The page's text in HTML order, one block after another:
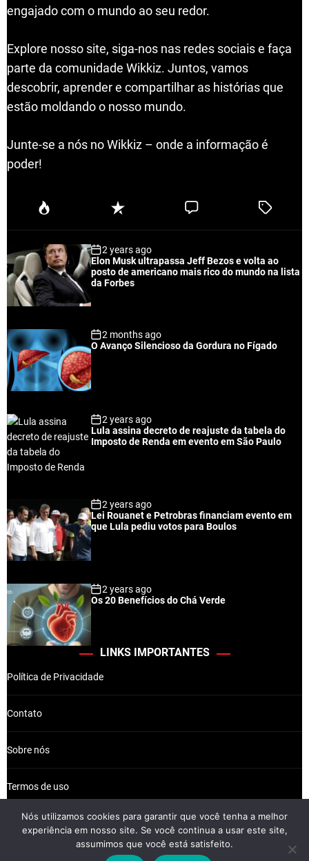
engajado com o mundo ao seu redor.
Explore nosso site, siga-nos nas redes sociais e faça
parte da comunidade Wikkiz. Juntos, vamos
descobrir, aprender e compartilhar as histórias que
estão moldando o nosso mundo.
Junte-se a nós no Wikkiz – onde a informação é
poder!
P
u
a
r
R
e
n
t
C
e
T
e
2 years ago
Elon Musk ultrapassa Jeff Bezos e volta ao
posto de americano mais rico do mundo na lista
da Forbes
2 months ago
O Avanço Silencioso da Gordura no Fígado
2 years ago
Lula assina decreto de reajuste da tabela do
Imposto de Renda em evento em São Paulo
2 years ago
Lei Rouanet e Petrobras financiam evento em
que Lula pediu votos para Boulos
2 years ago
Os 20 Benefícios do Chá Verde
LINKS IMPORTANTES
Política de Privacidade
Contato
Sobre nós
Termos de uso
Wikkiz © 2026 Newsreach.
Nós utilizamos cookies para garantir que você tenha a melhor
experiência em nosso site. Se você continua a usar este site,
assumimos que você está satisfeito.